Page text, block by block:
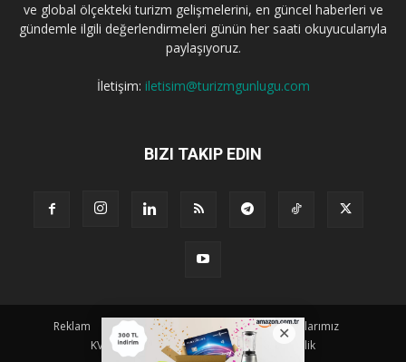
ve global ölçekteki turizm gelişmelerini, en güncel haberleri ve
gündemle ilgili değerlendirmeleri günün her saati okuyucularıyla
paylaşıyoruz.
İletişim: iletisim@turizmgunlugu.com
BIZI TAKIP EDIN
Reklam Künye Hakkımızda Iletişim
Yazarlarımız
KVKK Aydınlatma Metni
Kullanım ve Gizlilik